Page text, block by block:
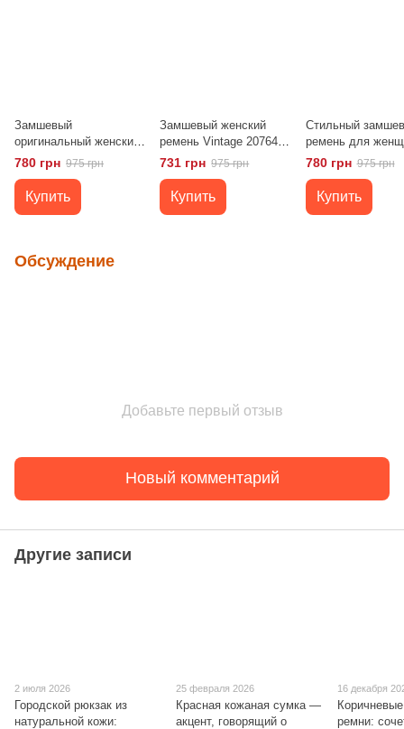
Замшевый
оригинальный женский
ремень Vintage 20756
Черный
780 грн 975 грн
Купить
Замшевый женский
ремень Vintage 20764
Черный
731 грн 975 грн
Купить
Стильный
ремень для
Vintage 20772
780 грн 975 грн
Купить
Обсуждение
Добавьте первый отзыв
Новый комментарий
Другие записи
2 июля 2026
Городской рюкзак из
натуральной кожи:
25 февраля 2026
Красная кожаная сумка —
акцент, говорящий о
16 декабря
ремни: